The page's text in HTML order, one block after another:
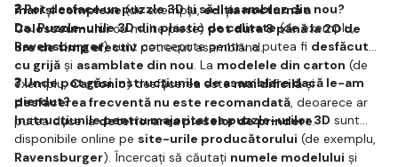
mari și complexe(de exemplu,ediția nocturnă a
Colosseumuluicu multe piese) pot dura 8 până la 20 de
ore de timp efectiv petrecut asamblând.
❓ Pot desface un puzzle 3D și să-l asamblez din nou?
Da. Puzzle-urile 3D din plastic de calitate(de exemplu,
Ravensburger) sunt concepute pentru a putea fi desfăcute
cu grijă și asamblate din nou. La modelele din carton (de
exemplu,Cartonic) desfăcerea estemai dificilăși
desfacerea frecventă nu este recomandată, deoarece ar
putea duce ladeteriorarea pieselor de prindere.
❓ Unde pot găsi instrucțiunile de asamblare dacă le-am
pierdut?
Instrucțiunile pentru majoritatea puzzle-urilor 3D sunt
disponibile online pe site-urile producătorului (de exemplu,
Ravensburger). Încercați să căutați numele modelului și